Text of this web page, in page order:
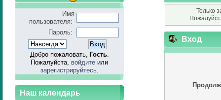
Имя
пользователя:
Пароль:
Добро пожаловать, Гость.
Пожалуйста, войдите или
зарегистрируйтесь.
Наш календарь
Только
Вход